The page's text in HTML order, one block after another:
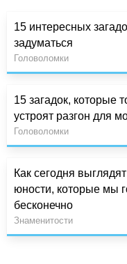
15 интересных
задуматься
Головоломки
15 загадок, которые
устроят разгон для
Головоломки
Как сегодня
юности, которые мы
бесконечно
Знаменитости